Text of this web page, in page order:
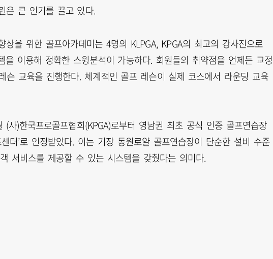
은 큰 인기를 끌고 있다.
을 위한 골프아카데미는 4명의 KLPGA, KPGA의 최고의 강사진으로
이용해 정확한 스윙분석이 가능하다. 회원들의 취약점을 언제든 교정
교육을 진행한다. 체계적인 골프 레슨이 실제 코스에서 라운딩 교육
사)한국프로골프협회(KPGA)로부터 영남권 최초 공식 인증 골프연습장
터’로 인정받았다. 이는 기장 동원로얄 골프연습장이 단순한 설비 수준
서비스를 제공할 수 있는 시스템을 갖췄다는 의미다.